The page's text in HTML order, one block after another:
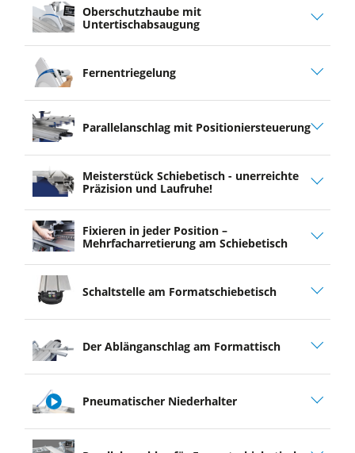
Oberschutzhaube mit
Untertischabsaugung
Fernentriegelung
Parallelanschlag mit Positioniersteuerung
Meisterstück Schiebetisch - unerreichte
Präzision und Laufruhe!
Fixieren in jeder Position –
Mehrfacharretierung am Schiebetisch
Schaltstelle am Formatschiebetisch
Der Ablänganschlag am ­Formattisch
play
Pneumatischer Niederhalter